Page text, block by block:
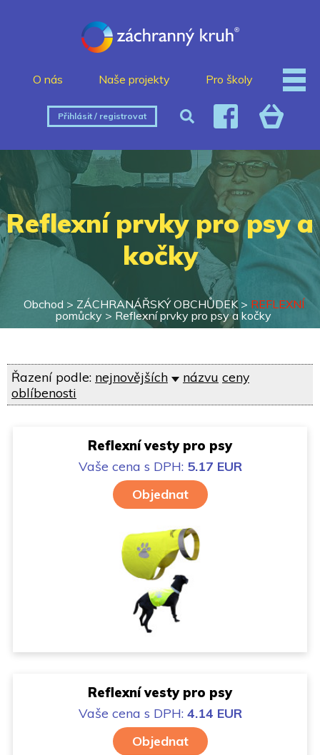
O nás Naše projekty Pro školy
Přihlásit / registrovat
Reflexní prvky pro psy a
kočky
Obchod > ZÁCHRANÁŘSKÝ OBCHŮDEK> REFLEXNÍ
pomůcky > Reflexní prvky pro psy a kočky
Řazení podle: nejnovějších názvu ceny
oblíbenosti
Reflexní vesty pro psy
Vaše cena s DPH: 5.17 EUR
Objednat
Reflexní vesty pro psy
Vaše cena s DPH: 4.14 EUR
Objednat